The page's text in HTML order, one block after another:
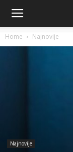
Home Najnovije
Najnovije